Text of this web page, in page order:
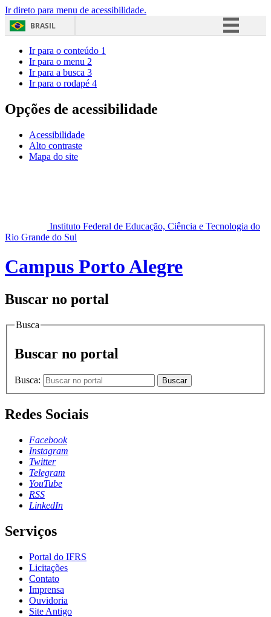
Ir direto para menu de acessibilidade.
BRASIL
Acesso à informação
Ir para o conteúdo 1
Ir para o menu 2
Ir para a busca 3
Ir para o rodapé 4
Opções de acessibilidade
Acessibilidade
Alto contraste
Mapa do site
Instituto Federal de Educação, Ciência e Tecnologia do
Rio Grande do Sul
Campus Porto Alegre
Buscar no portal
Busca
Buscar no portal
Busca: Buscar
Redes Sociais
Facebook
Instagram
Twitter
Telegram
YouTube
RSS
LinkedIn
Serviços
Portal do IFRS
Licitações
Contato
Imprensa
Ouvidoria
Site Antigo